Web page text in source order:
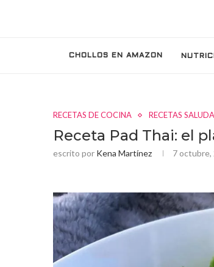
CHOLLOS EN AMAZON
RECETAS DE COCINA RECETAS
Receta Pad Thai: el
escrito por Kena Martínez 7 octubre,